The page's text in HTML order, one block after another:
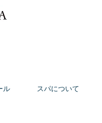
ル スパについて